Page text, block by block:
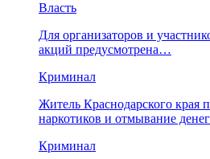
Власть
Для организаторов и
акций предусмотрена…
Криминал
Житель Краснодарского края
наркотиков и отмывание денег
Криминал